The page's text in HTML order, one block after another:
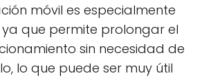
móvil es especialmente
que permite prolongar el
sin necesidad de
lo que puede ser muy útil